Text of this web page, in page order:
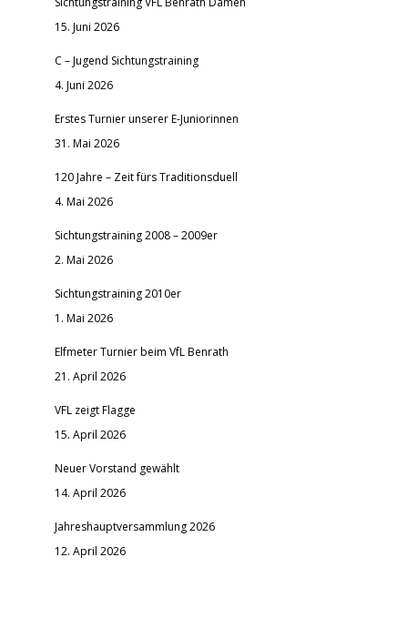
15. Juni 2026
C – Jugend Sichtungstraining
4. Juni 2026
Erstes Turnier unserer E-Juniorinnen
31. Mai 2026
120 Jahre – Zeit fürs Traditionsduell
4. Mai 2026
Sichtungstraining 2008 – 2009er
2. Mai 2026
Sichtungstraining 2010er
1. Mai 2026
Elfmeter Turnier beim VfL Benrath
21. April 2026
VFL zeigt Flagge
15. April 2026
Neuer Vorstand gewählt
14. April 2026
Jahreshauptversammlung 2026
12. April 2026